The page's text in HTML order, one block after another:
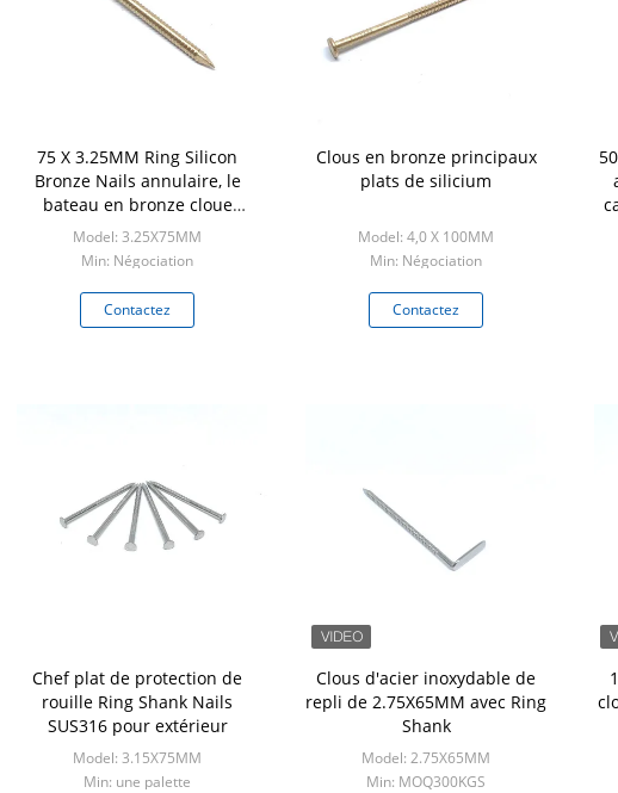
75 X 3.25MM Ring Silicon
Bronze Nails annulaire, le
bateau en bronze cloue
ISO9001
Model: 3.25X75MM
Min: Négociation
Contactez
Clous en bronze principaux
plats de silicium
Model: 4,0 X 100MM
Min: Négociation
Contactez
Chef plat de protection de
rouille Ring Shank Nails
SUS316 pour extérieur
Model: 3.15X75MM
Min: une palette
Clous d'acier inoxydable de
repli de 2.75X65MM avec Ring
Shank
Model: 2.75X65MM
Min: MOQ300KGS